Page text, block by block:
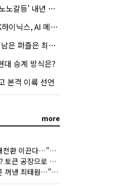
교섭 판 흔들까
리 표준 선점 나섰다
최태원 지분 29.4%
승계 방식은?
본격 이륙 선언
more
AI로 제조업 대전환 이끈다…"2030년까지 민관합동 20조 투자"
②데이터센터? 토큰 공장으로 변신
AI 시대 인재론 꺼낸 최태원…"협업이 경쟁력"